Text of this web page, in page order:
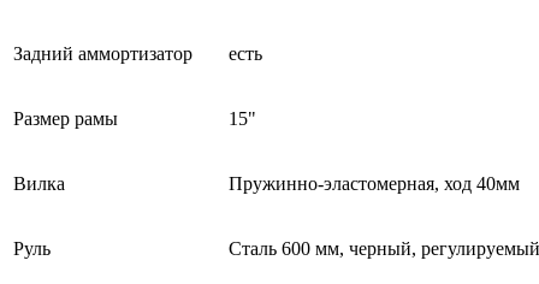
Задний аммортизатор есть
Размер рамы 15"
Вилка Пружинно-эластомерная, ход 40мм
Руль Сталь 600 мм, черный,